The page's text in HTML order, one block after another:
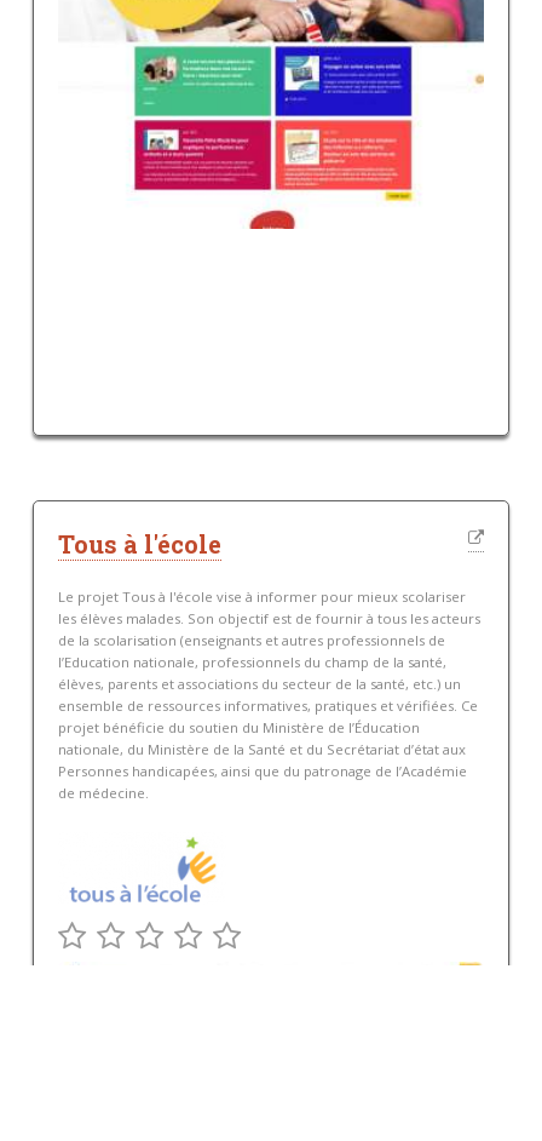
Tous à l'école
Le projet Tous à l'école vise à informer pour mieux scolariser
les élèves malades. Son objectif est de fournir à tous les acteurs
de la scolarisation (enseignants et autres professionnels de
l’Education nationale, professionnels du champ de la santé,
élèves, parents et associations du secteur de la santé, etc.) un
ensemble de ressources informatives, pratiques et vérifiées. Ce
projet bénéficie du soutien du Ministère de l’Éducation
nationale, du Ministère de la Santé et du Secrétariat d’état aux
Personnes handicapées, ainsi que du patronage de l’Académie
de médecine.